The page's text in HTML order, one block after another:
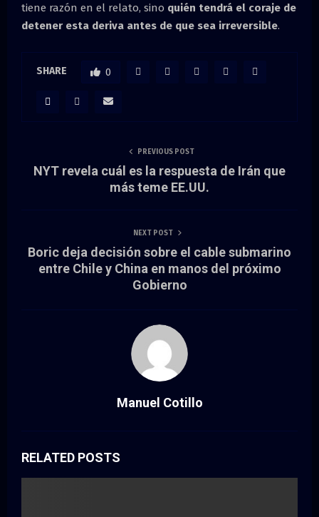
tiene razón en el relato, sino quién tendrá el coraje de
detener esta deriva antes de que sea irreversible.
SHARE 0
PREVIOUS POST
NYT revela cuál es la respuesta de Irán que
más teme EE.UU.
NEXT POST
Boric deja decisión sobre el cable submarino
entre Chile y China en manos del próximo
Gobierno
Manuel Cotillo
RELATED POSTS